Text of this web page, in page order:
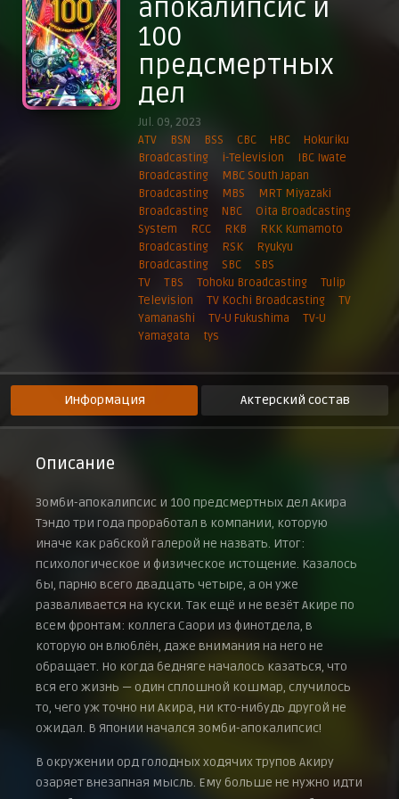
Эпизод 9
24 сентября 2023 г.
Эпизод 10
25 декабря 2023 г.
Эпизод 11
26 декабря 2023 г.
апокалипсис и
100
предсмертных
дел
Jul. 09, 2023
ATV
BSN BSS CBC HBC
Hokuriku
Broadcasting
i-Television
IBC Iwate
Broadcasting
MBC South Japan
Broadcasting
MBS
MRT Miyazaki
Broadcasting
NBC
Oita Broadcasting
System
RCC RKB
RKK Kumamoto
Broadcasting
RSK
Ryukyu
Broadcasting
SBC
SBS
TV
TBS Tohoku Broadcasting
Tulip
Television
TV Kochi Broadcasting
TV
Yamanashi
TV-U Fukushima
TV-U
Yamagata
tys
Информация Актерский состав
Описание
Зомби-апокалипсис и 100 предсмертных дел Акира
Тэндо три года проработал в компании, которую
иначе как рабской галерой не назвать. Итог:
психологическое и физическое истощение. Казалось
бы, парню всего двадцать четыре, а он уже
разваливается на куски. Так ещё и не везёт Акире по
всем фронтам: коллега Саори из финотдела, в
которую он влюблён, даже внимания на него не
обращает. Но когда бедняге началось казаться, что
вся его жизнь — один сплошной кошмар, случилось
то, чего уж точно ни Акира, ни кто-нибудь другой не
ожидал. В Японии начался зомби-апокалипсис!
В окружении орд голодных ходячих трупов Акиру
озаряет внезапная мысль. Ему больше не нужно идти